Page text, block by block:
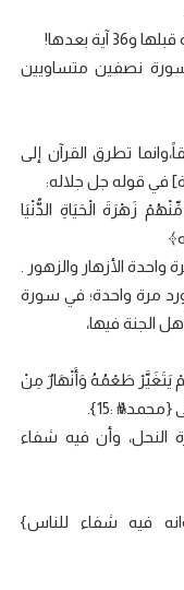
نصفين متساويين
تطرق القرآن إلى
في قوله جل جلاله:
زَهْرَةَ الْحَيَاةِ الدُّنْيَا
واحدة الأزهار والزهور .
مرة واحدة؛ في سورة
الجنة فيها،
يَتَغَيَّرْ طَعْمُهُ وَأَنْهَارٌ مِنْ
:15}.
وأن فيه شفاء
فيه شفاء للناس}